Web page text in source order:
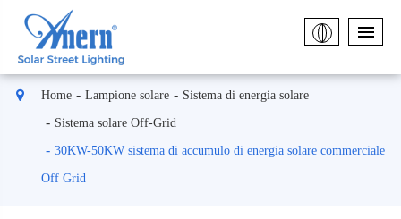
Home Lampione solare Sistema di energia solare
Sistema solare Off-Grid
30KW-50KW sistema di accumulo di energia solare commerciale
Off Grid